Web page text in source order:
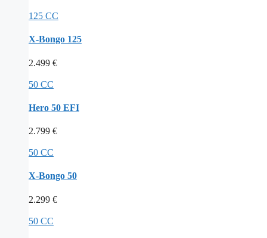
125 CC
X-Bongo 125
2.499 €
50 CC
Hero 50 EFI
2.799 €
50 CC
X-Bongo 50
2.299 €
50 CC